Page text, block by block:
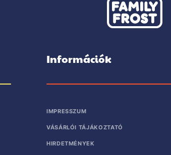
Információk
IMPRESSZUM
VÁSÁRLÓI TÁJÁKOZTATÓ
HIRDETMÉNYEK